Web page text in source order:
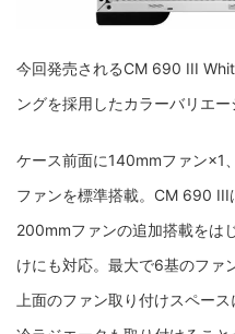
今回発売されるCM 690 III
ングを採用したカラーバリエー
ケース前面に140mmファン×1
ファンを標準搭載。CM 690 III
200mmファンの追加搭載をは
けにも対応。最大で6基のファ
上面のファン取り付けスペー